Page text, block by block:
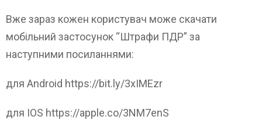
Вже зараз кожен користувач може скачати
мобільний застосунок “Штрафи ПДР” за
наступними посиланнями:
для Android https://bit.ly/3xIMEzr
для IOS https://apple.co/3NM7enS